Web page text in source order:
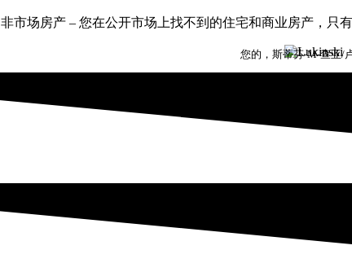
非市场房产 – 您在公开市场上找不到的住宅和商业房产，只
您的，斯蒂芬-M-查亚/